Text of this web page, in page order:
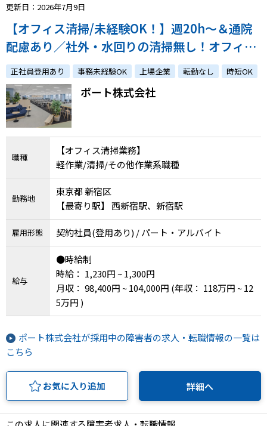
更新日：2026年7月9日
【オフィス清掃/未経験OK！】週20h〜＆通院
配慮あり／社外・水回りの清掃無し！オフィス
内のみ！
正社員登用あり 事務未経験OK 上場企業 転勤なし 時短OK
ポート株式会社
職種
【オフィス清掃業務】
軽作業/清掃/その他作業系職種
勤務地
東京都 新宿区
【最寄り駅】 西新宿駅、新宿駅
雇用形態 契約社員(登用あり) / パート・アルバイト
給与
●時給制
時給： 1,230円 ~ 1,300円
月収： 98,400円 ~ 104,000円 (年収： 118万円 ~ 12
5万円 )
ポート株式会社が採用中の障害者の求人・転職情報の一覧は
こちら
お気に入り追加 詳細へ